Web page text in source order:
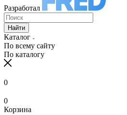
Разработал
Найти
Каталог
По всему сайту
По каталогу
0
0
Корзина